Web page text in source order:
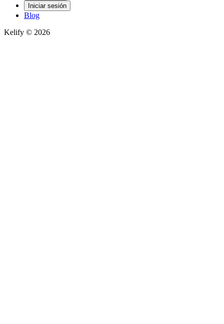
Iniciar sesión
Blog
Kelify © 2026